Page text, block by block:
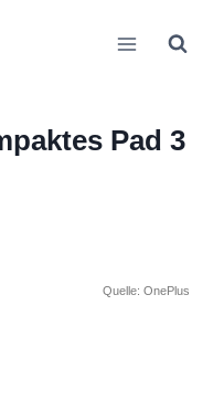
Pad 3
Quelle: OnePlus